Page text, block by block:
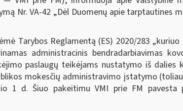
Nr. VA-42 „Dėl Duomenų apie tarptautines
Tarybos Reglamentą (ES) 2020/283 „kuriuo
administracinis bendradarbiavimas
paslaugų teikėjams nustatymo iš dalies
mokesčių administravimo įstatymo
1 d. Šiuo pakeitimu VMI prie FM pavesta